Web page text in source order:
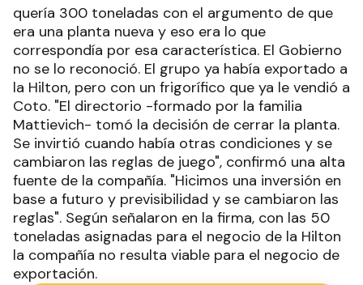
quería 300 toneladas con el argumento de que
era una planta nueva y eso era lo que
correspondía por esa característica. El Gobierno
no se lo reconoció. El grupo ya había exportado a
la Hilton, pero con un frigorífico que ya le vendió a
Coto. "El directorio -formado por la familia
Mattievich- tomó la decisión de cerrar la planta.
Se invirtió cuando había otras condiciones y se
cambiaron las reglas de juego", confirmó una alta
fuente de la compañía. "Hicimos una inversión en
base a futuro y previsibilidad y se cambiaron las
reglas". Según señalaron en la firma, con las 50
toneladas asignadas para el negocio de la Hilton
la compañía no resulta viable para el negocio de
exportación.